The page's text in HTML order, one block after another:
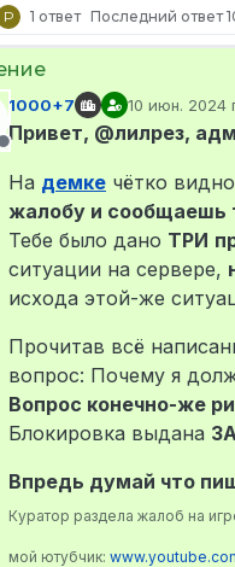
P 1 ответ Последний ответ
Не в сети
1000+7 10 июн. 2024
Привет, @лилрез,
На демке чётко
жалобу и сообщаешь
Тебе было дано ТРИ
ситуации на сервере,
исхода этой-же
Прочитав всё
вопрос: Почему я
Вопрос конечно-же
Блокировка выдана
Впредь думай что
Куратор раздела жалоб на
мой ютубчик: